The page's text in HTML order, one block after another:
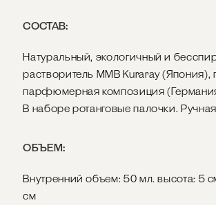
СОСТАВ:
Натуральный, экологичный и
растворитель MMB Kuraray (Япония),
парфюмерная композиция
В наборе ротанговые палочки.
ОБЪЕМ:
Внутренний объем: 50 мл. высота: 5
см